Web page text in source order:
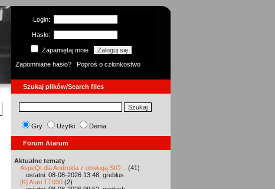
Login:
Hasło:
Zapamiętaj mnie
Zapomniane hasło?
Poproś o członkostwo
Szukaj plików/Search files
Gry Użytki Dema
Forum Atarum
Aktualne tematy
AspeQt dla Androida z obsługą SIO...
(41)
ostatni: 08-08-2026 13:48, greblus
[K] Atari TT030 (2)